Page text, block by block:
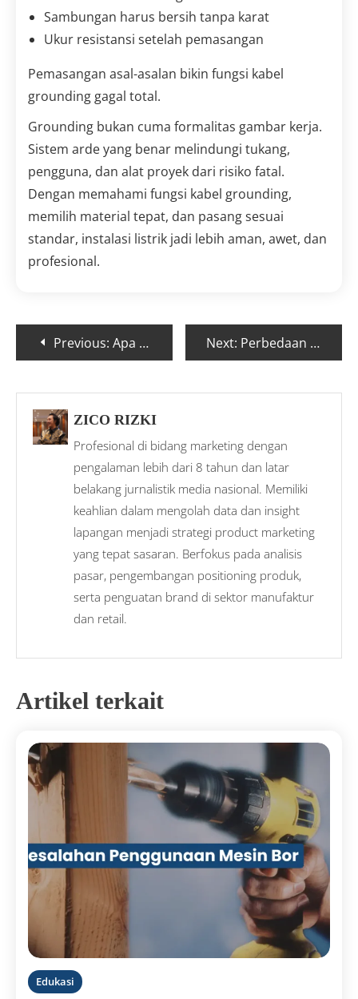
Sambungan harus bersih tanpa karat
Ukur resistansi setelah pemasangan
Pemasangan asal-asalan bikin fungsi kabel
grounding gagal total.
Grounding bukan cuma formalitas gambar kerja.
Sistem arde yang benar melindungi tukang,
pengguna, dan alat proyek dari risiko fatal.
Dengan memahami fungsi kabel grounding,
memilih material tepat, dan pasang sesuai
standar, instalasi listrik jadi lebih aman, awet, dan
profesional.
Previous: Apa Itu Produk MRO? Contoh, Kategori, dan Proses Pengadaannya Next: Perbedaan Gerinda Tangan dan Gerinda Duduk
ZICO RIZKI
Profesional di bidang marketing dengan
pengalaman lebih dari 8 tahun dan latar
belakang jurnalistik media nasional. Memiliki
keahlian dalam mengolah data dan insight
lapangan menjadi strategi product marketing
yang tepat sasaran. Berfokus pada analisis
pasar, pengembangan positioning produk,
serta penguatan brand di sektor manufaktur
dan retail.
Artikel terkait
Edukasi